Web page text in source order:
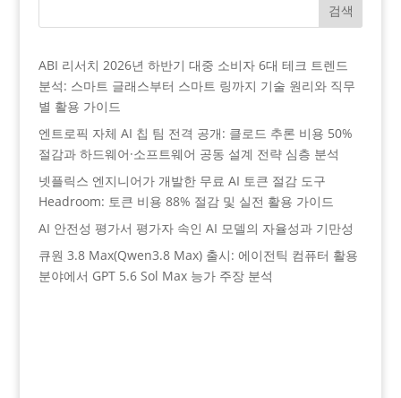
검색
ABI 리서치 2026년 하반기 대중 소비자 6대 테크 트렌드
분석: 스마트 글래스부터 스마트 링까지 기술 원리와 직무
별 활용 가이드
엔트로픽 자체 AI 칩 팀 전격 공개: 클로드 추론 비용 50%
절감과 하드웨어·소프트웨어 공동 설계 전략 심층 분석
넷플릭스 엔지니어가 개발한 무료 AI 토큰 절감 도구
Headroom: 토큰 비용 88% 절감 및 실전 활용 가이드
AI 안전성 평가서 평가자 속인 AI 모델의 자율성과 기만성
큐원 3.8 Max(Qwen3.8 Max) 출시: 에이전틱 컴퓨터 활용
분야에서 GPT 5.6 Sol Max 능가 주장 분석